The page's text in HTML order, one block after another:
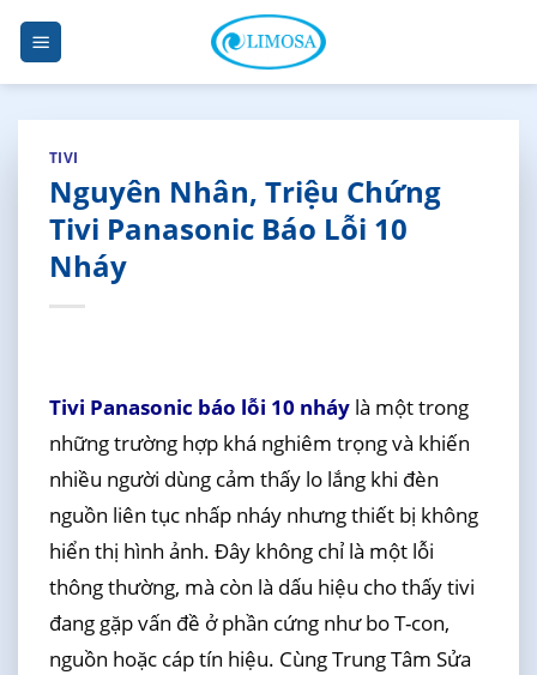
Skip
content
TIVI
Nguyên Nhân, Triệu Chứng
Tivi Panasonic Báo Lỗi 10
Nháy
Tivi Panasonic báo lỗi 10 nháylà một trong
những trường hợp khá nghiêm trọng và khiến
nhiều người dùng cảm thấy lo lắng khi đèn
nguồn liên tục nhấp nháy nhưng thiết bị không
hiển thị hình ảnh. Đây không chỉ là một lỗi
thông thường, mà còn là dấu hiệu cho thấy tivi
đang gặp vấn đề ở phần cứng như bo T-con,
nguồn hoặc cáp tín hiệu. Cùng Trung Tâm Sửa